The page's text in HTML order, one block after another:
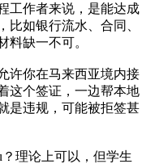
工作者来说，是能达成
比如银行流水、合同、
料缺一不可。
许你在马来西亚境内接
这个签证，一边帮本地
是违规，可能被拒签甚
理论上可以，但学生